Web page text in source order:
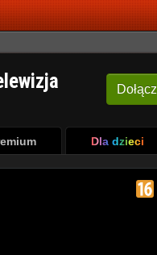
Dołącz
Dla dzieci